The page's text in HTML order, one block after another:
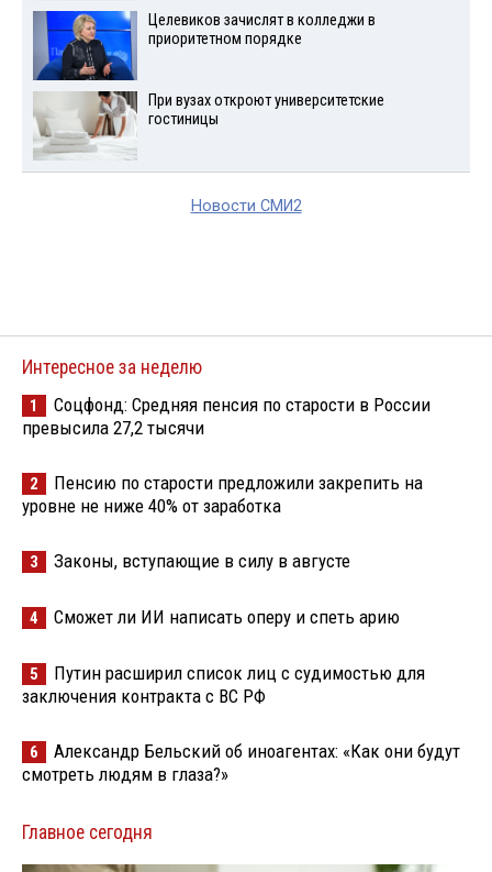
Целевиков зачислят в колледжи в
приоритетном порядке
При вузах откроют университетские
гостиницы
Новости СМИ2
Интересное за неделю
1
Соцфонд: Средняя пенсия по старости в России
превысила 27,2 тысячи
2
Пенсию по старости предложили закрепить на
уровне не ниже 40% от заработка
3 Законы, вступающие в силу в августе
4 Сможет ли ИИ написать оперу и спеть арию
5
Путин расширил список лиц с судимостью для
заключения контракта с ВС РФ
6
Александр Бельский об иноагентах: «Как они будут
смотреть людям в глаза?»
Главное сегодня